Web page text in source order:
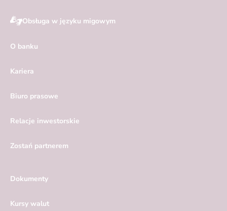
Obsługa w języku migowym
O banku
Kariera
Biuro prasowe
Relacje inwestorskie
Zostań partnerem
Dokumenty
Kursy walut